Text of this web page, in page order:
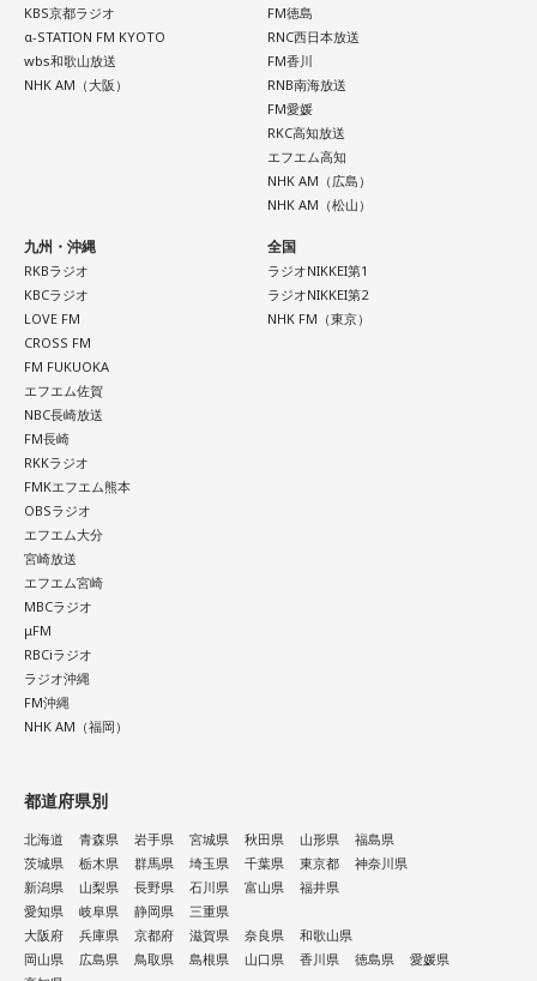
KBS京都ラジオ
α-STATION FM KYOTO
wbs和歌山放送
NHK AM（大阪）
FM徳島
RNC西日本放送
FM香川
RNB南海放送
FM愛媛
RKC高知放送
エフエム高知
NHK AM（広島）
NHK AM（松山）
九州・沖縄
RKBラジオ
KBCラジオ
LOVE FM
CROSS FM
FM FUKUOKA
エフエム佐賀
NBC長崎放送
FM長崎
RKKラジオ
FMKエフエム熊本
OBSラジオ
エフエム大分
宮崎放送
エフエム宮崎
MBCラジオ
μFM
RBCiラジオ
ラジオ沖縄
FM沖縄
NHK AM（福岡）
全国
ラジオNIKKEI第1
ラジオNIKKEI第2
NHK FM（東京）
都道府県別
北海道 青森県 岩手県 宮城県 秋田県 山形県
福島県
茨城県
栃木県 群馬県 埼玉県 千葉県 東京都
神奈川県
新潟県
山梨県 長野県 石川県 富山県
福井県
愛知県
岐阜県 静岡県
三重県
大阪府
兵庫県 京都府 滋賀県 奈良県
和歌山県
岡山県
広島県 鳥取県 島根県 山口県 香川県 徳島県
愛媛県